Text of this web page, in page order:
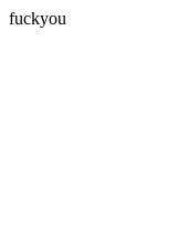
fuckyou